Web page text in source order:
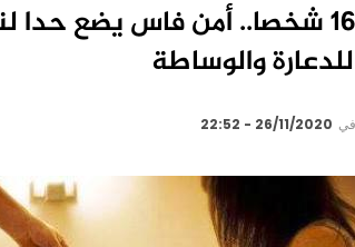
بعد اعتقال 16 شخصا.. أمن فاس
والوساطة
في 26/11/2020 - 22:52